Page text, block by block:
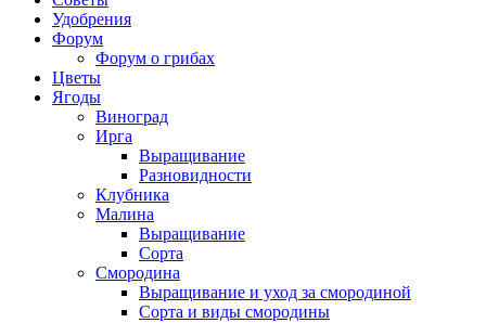
Удобрения
Форум
Форум о грибах
Цветы
Ягоды
Виноград
Ирга
Выращивание
Разновидности
Клубника
Малина
Выращивание
Сорта
Смородина
Выращивание и уход за смородиной
Сорта и виды смородины